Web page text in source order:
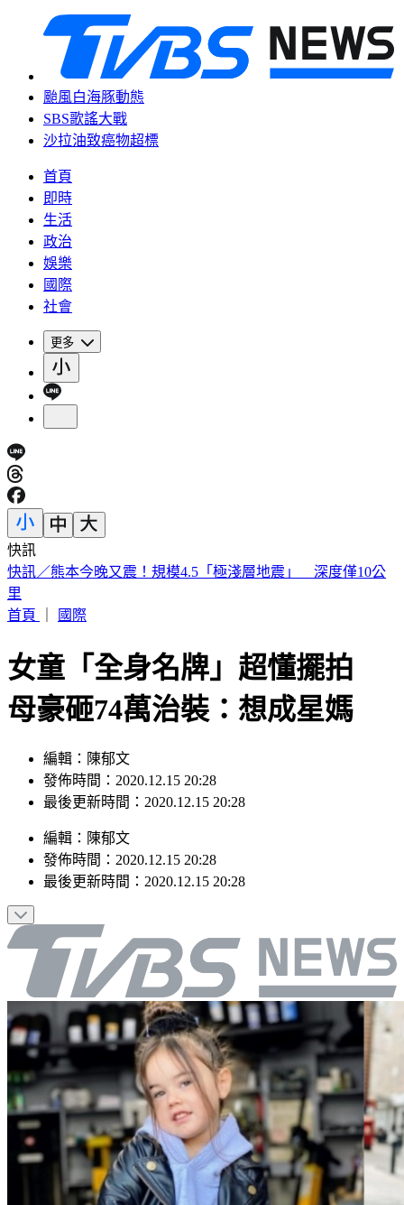
颱風白海豚動態
SBS歌謠大戰
沙拉油致癌物超標
首頁
即時
生活
政治
娛樂
國際
社會
更多
快訊
明知蘇丹紅超標4倍還賣 雲林黑心商稱「吃了不會怎樣」遭
判6月
首頁
國際
女童「全身名牌」超懂擺拍
母豪砸74萬治裝：想成星媽
編輯：陳郁文
發佈時間：2020.12.15 20:28
最後更新時間：2020.12.15 20:28
編輯 ： 陳郁文
發佈時間： 2020.12.15 20:28
最後更新時間： 2020.12.15 20:28